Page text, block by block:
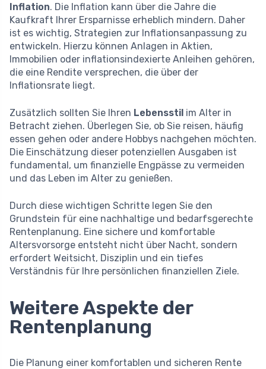
Inflation. Die Inflation kann über die Jahre die
Kaufkraft Ihrer Ersparnisse erheblich mindern. Daher
ist es wichtig, Strategien zur Inflationsanpassung zu
entwickeln. Hierzu können Anlagen in Aktien,
Immobilien oder inflationsindexierte Anleihen gehören,
die eine Rendite versprechen, die über der
Inflationsrate liegt.
Zusätzlich sollten Sie Ihren Lebensstil im Alter in
Betracht ziehen. Überlegen Sie, ob Sie reisen, häufig
essen gehen oder andere Hobbys nachgehen möchten.
Die Einschätzung dieser potenziellen Ausgaben ist
fundamental, um finanzielle Engpässe zu vermeiden
und das Leben im Alter zu genießen.
Durch diese wichtigen Schritte legen Sie den
Grundstein für eine nachhaltige und bedarfsgerechte
Rentenplanung. Eine sichere und komfortable
Altersvorsorge entsteht nicht über Nacht, sondern
erfordert Weitsicht, Disziplin und ein tiefes
Verständnis für Ihre persönlichen finanziellen Ziele.
Weitere Aspekte der
Rentenplanung
Die Planung einer komfortablen und sicheren Rente